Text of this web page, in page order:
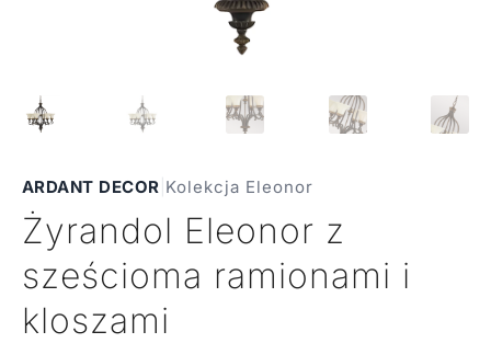
ARDANT DECOR Kolekcja Eleonor
Żyrandol Eleonor z
sześcioma ramionami i
kloszami